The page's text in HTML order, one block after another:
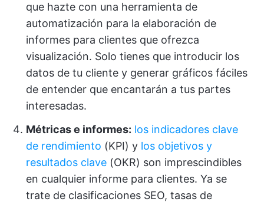
que hazte con una herramienta de
automatización para la elaboración de
informes para clientes que ofrezca
visualización. Solo tienes que introducir los
datos de tu cliente y generar gráficos fáciles
de entender que encantarán a tus partes
interesadas.
Métricas e informes: los indicadores clave
de rendimiento (KPI) y los objetivos y
resultados clave (OKR) son imprescindibles
en cualquier informe para clientes. Ya se
trate de clasificaciones SEO, tasas de